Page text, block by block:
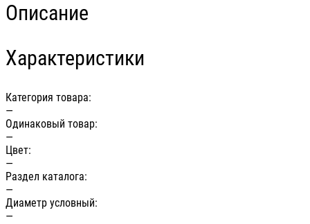
Описание
Характеристики
Категория товара:
—
Одинаковый товар:
—
Цвет:
—
Раздел каталога:
—
Диаметр условный:
—